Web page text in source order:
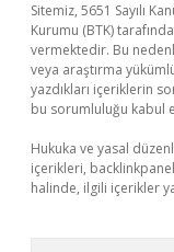
Sitemiz, 5651 Sayılı
Kurumu (BTK)
vermektedir. Bu
veya araştırma
yazdıkları içeriklerin
bu sorumluluğu kabul
Hukuka ve yasal
içerikleri,
halinde, ilgili içerikler